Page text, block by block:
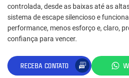
controlada, desde as baixas até as
sistema de escape silencioso e
performance, menos esforço e, claro,
confiança para vencer.
RECEBA CONTATO